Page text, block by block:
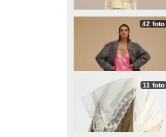
42 foto
11 foto